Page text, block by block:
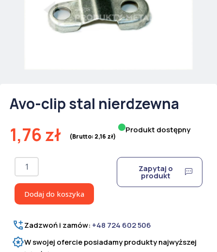
Avo-clip stal nierdzewna
1,76zł (Brutto: 2,16 zł)
Produkt dostępny
ilość
Avo-
stal
nierdzewna
Dodaj do koszyka
Zapytaj o
produkt
Zadzwoń i zamów: +48 724 602 506
W swojej ofercie posiadamy produkty najwyższej